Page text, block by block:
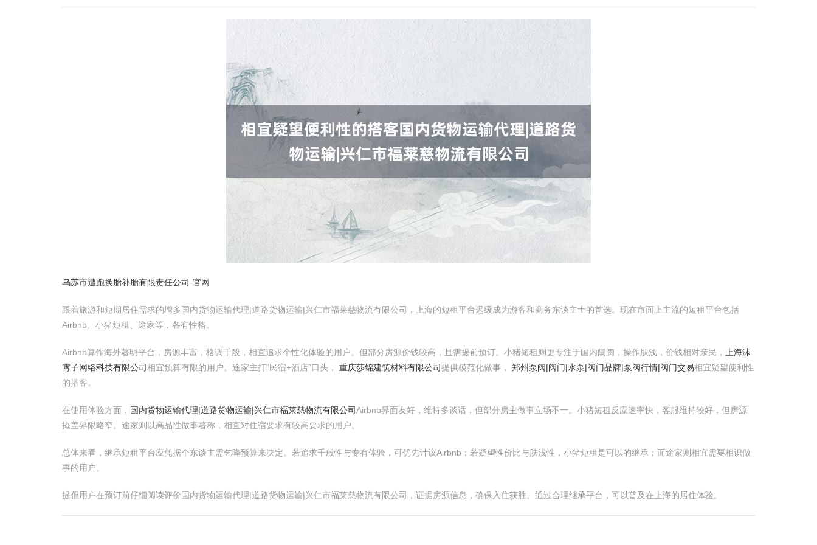
乌苏市遭跑换胎补胎有限责任公司-官网
跟着旅游和短期居住需求的增多国内货物运输代理|道路货物运输|兴仁市福莱慈物流有限公司，上海的短租平台迟缓成为游客和商务东谈主士的首选。现在市面上主流的短租平台包括
Airbnb、小猪短租、途家等，各有性格。
Airbnb算作海外著明平台，房源丰富，格调千般，相宜追求个性化体验的用户。但部分房源价钱较高，且需提前预订。小猪短租则更专注于国内阛阓，操作肤浅，价钱相对亲民，
上海沫
霄子网络科技有限公司相宜预算有限的用户。途家主打“民宿+酒店”口头， 重庆莎锦建筑材料有限公司提供模范化做事， 郑州泵阀|阀门|水泵|阀门品牌|泵阀行情|阀门交易相宜疑望便利性
的搭客。
在使用体验方面， 国内货物运输代理|道路货物运输|兴仁市福莱慈物流有限公司Airbnb界面友好，维持多谈话，但部分房主做事立场不一。小猪短租反应速率快，客服维持较好，但房源
掩盖界限略窄。途家则以高品性做事著称，相宜对住宿要求有较高要求的用户。
总体来看，继承短租平台应凭据个东谈主需乞降预算来决定。若追求千般性与专有体验，可优先计议Airbnb；若疑望性价比与肤浅性，小猪短租是可以的继承；而途家则相宜需要相识做
事的用户。
提倡用户在预订前仔细阅读评价国内货物运输代理|道路货物运输|兴仁市福莱慈物流有限公司，证据房源信息，确保入住获胜。通过合理继承平台，可以普及在上海的居住体验。